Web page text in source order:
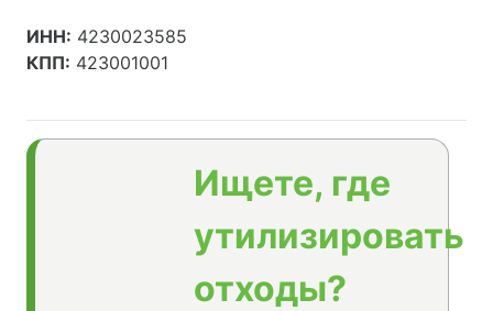
ИНН: 4230023585
КПП: 423001001
Ищете, где
утилизировать
отходы?